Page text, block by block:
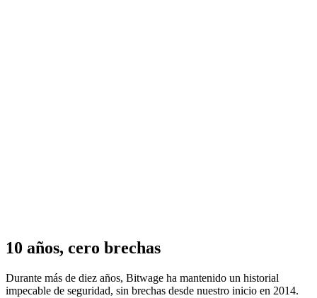
10 años, cero brechas
Durante más de diez años, Bitwage ha mantenido un historial
impecable de seguridad, sin brechas desde nuestro inicio en 2014.